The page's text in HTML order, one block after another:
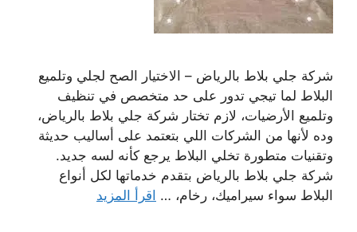
شركة جلي بلاط بالرياض – الاختيار الصح لجلي وتلميع
البلاط لما تيجي تدور على حد متخصص في تنظيف
وتلميع الأرضيات، لازم تختار شركة جلي بلاط بالرياض،
وده لأنها من الشركات اللي بتعتمد على أساليب حديثة
وتقنيات متطورة تخلي البلاط يرجع كأنه لسه جديد.
شركة جلي بلاط بالرياض بتقدم خدماتها لكل أنواع
البلاط سواء سيراميك، رخام، … اقرأ المزيد